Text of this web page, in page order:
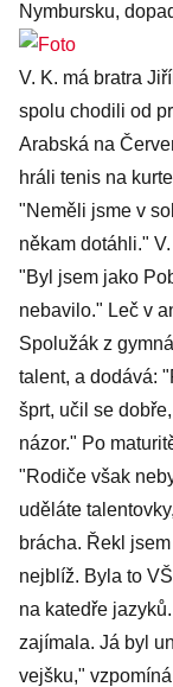
Nymbursku,
V. K. má bratra
spolu chodili od
Arabská na
hráli tenis na
"Neměli jsme v
někam dotáhli."
"Byl jsem jako
nebavilo." Leč v
Spolužák z
talent, a dodává:
šprt, učil se
názor." Po
"Rodiče však
uděláte
brácha. Řekl
nejblíž. Byla to
na katedře
zajímala. Já byl
vejšku," vzpomíná